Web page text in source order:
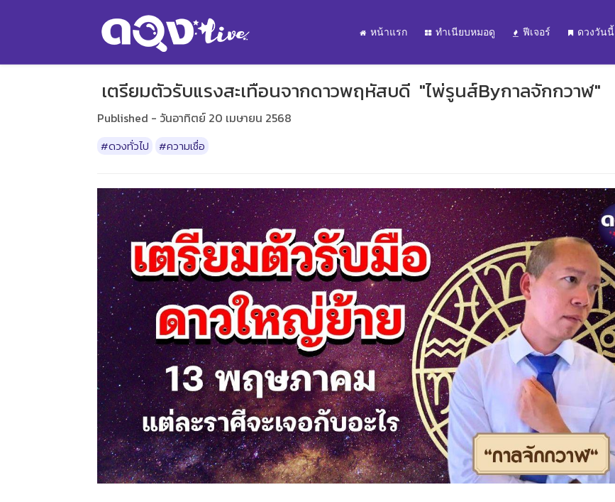
หน้าแรก ทำเนียบหมอดู ฟีเจอร์ ดวงวันนี้
เตรียมตัวรับแรงสะเทือนจากดาวพฤหัสบดี "ไพ่รูนส์Byกาลจักกวาฬ"
Published - วันอาทิตย์ 20 เมษายน 2568
#ดวงทั่วไป #ความเชื่อ